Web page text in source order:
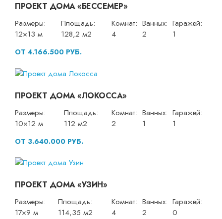
ПРОЕКТ ДОМА «БЕССЕМЕР»
Размеры:
12×13 м
Площадь:
128,2 м2
Комнат:
4
Ванных:
2
Гаражей:
1
ОТ 4.166.500 РУБ.
ПРОЕКТ ДОМА «ЛОКОССА»
Размеры:
10×12 м
Площадь:
112 м2
Комнат:
2
Ванных:
1
Гаражей:
1
ОТ 3.640.000 РУБ.
ПРОЕКТ ДОМА «УЗИН»
Размеры:
17×9 м
Площадь:
114,35 м2
Комнат:
4
Ванных:
2
Гаражей:
0